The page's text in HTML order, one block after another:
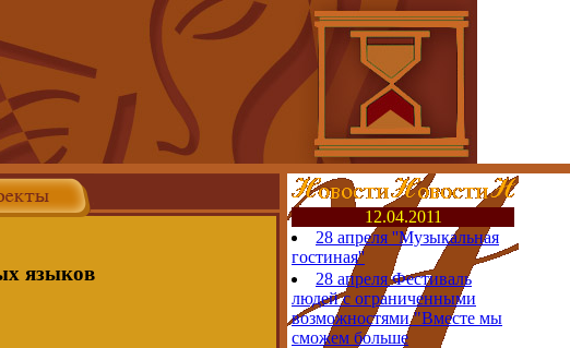
языков
12.04.2011
28 апреля ''Музыкальная
гостиная''
28 апреля Фестиваль
людей с ограниченными
возможностями "Вместе мы
сможем больше